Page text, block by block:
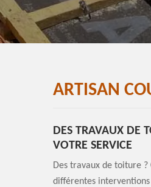
ARTISAN
DES TRAVAUX DE
VOTRE SERVICE
Des travaux de toiture
différentes